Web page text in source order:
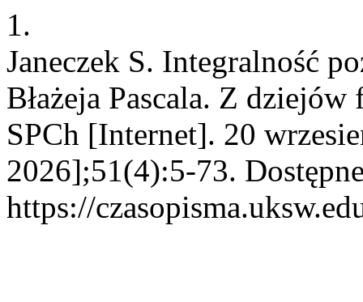
1.
Janeczek S. Integralność
Błażeja Pascala. Z
SPCh [Internet]. 20
2026];51(4):5-73.
https://